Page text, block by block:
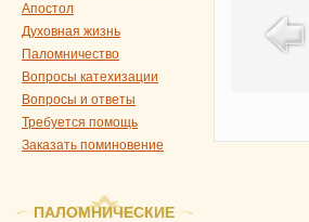
Апостол
Духовная жизнь
Паломничество
Вопросы катехизации
Вопросы и ответы
Требуется помощь
Заказать поминовение
ПАЛОМНИЧЕСКИЕ